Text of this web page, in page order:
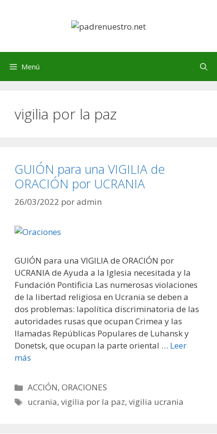
Menú
vigilia por la paz
GUIÓN para una VIGILIA de
ORACIÓN por UCRANIA
26/03/2022 poradmin
GUIÓN para una VIGILIA de ORACIÓN por
UCRANIA de Ayuda a la Iglesia necesitada y la
Fundación Pontificia Las numerosas violaciones
de la libertad religiosa en Ucrania se deben a
dos problemas: lapolítica discriminatoria de las
autoridades rusas que ocupan Crimea y las
llamadas Repúblicas Populares de Luhansk y
Donetsk, que ocupan la parte oriental … Leer
más
Categorías
ACCIÓN,ORACIONES
Etiquetas
ucrania,vigilia por la paz,vigilia ucrania